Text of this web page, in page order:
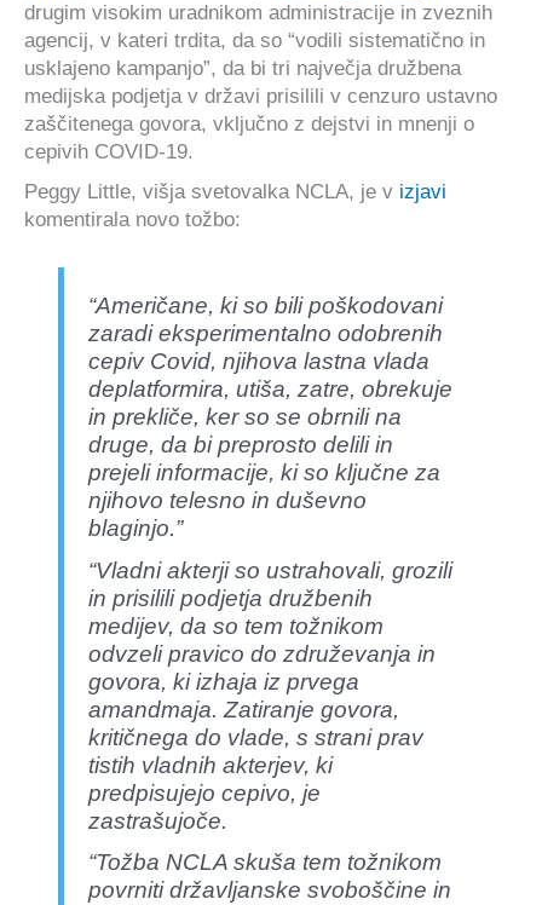
drugim visokim uradnikom administracije in zveznih
agencij, v kateri trdita, da so “vodili sistematično in
usklajeno kampanjo”, da bi tri največja družbena
medijska podjetja v državi prisilili v cenzuro ustavno
zaščitenega govora, vključno z dejstvi in mnenji o
cepivih COVID-19.
Peggy Little, višja svetovalka NCLA, je v izjavi
komentirala novo tožbo:
“Američane, ki so bili poškodovani
zaradi eksperimentalno odobrenih
cepiv Covid, njihova lastna vlada
deplatformira, utiša, zatre, obrekuje
in prekliče, ker so se obrnili na
druge, da bi preprosto delili in
prejeli informacije, ki so ključne za
njihovo telesno in duševno
blaginjo.”
“Vladni akterji so ustrahovali, grozili
in prisilili podjetja družbenih
medijev, da so tem tožnikom
odvzeli pravico do združevanja in
govora, ki izhaja iz prvega
amandmaja. Zatiranje govora,
kritičnega do vlade, s strani prav
tistih vladnih akterjev, ki
predpisujejo cepivo, je
zastrašujoče.
“Tožba NCLA skuša tem tožnikom
povrniti državljanske svoboščine in